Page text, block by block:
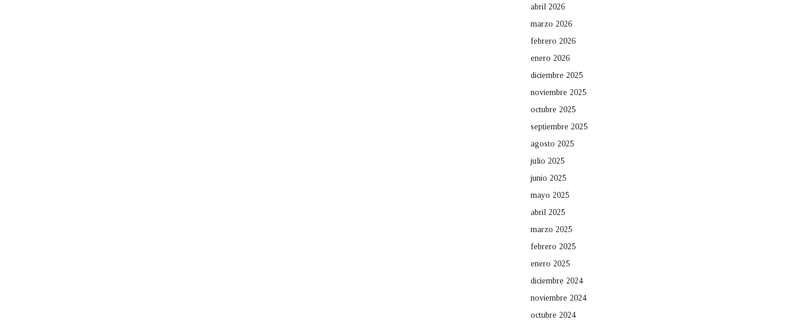
abril 2026
marzo 2026
febrero 2026
enero 2026
diciembre 2025
noviembre 2025
octubre 2025
septiembre 2025
agosto 2025
julio 2025
junio 2025
mayo 2025
abril 2025
marzo 2025
febrero 2025
enero 2025
diciembre 2024
noviembre 2024
octubre 2024